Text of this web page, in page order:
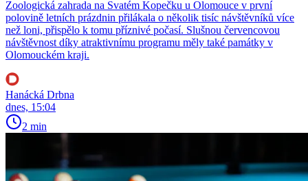
Zoologická zahrada na Svatém Kopečku u Olomouce v první
polovině letních prázdnin přilákala o několik tisíc návštěvníků více
než loni, přispělo k tomu příznivé počasí. Slušnou červencovou
návštěvnost díky atraktivnímu programu měly také památky v
Olomouckém kraji.
Hanácká Drbna
dnes, 15:04
2 min